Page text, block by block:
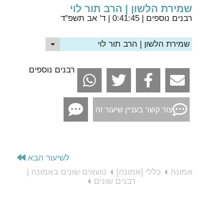
שמירת הלשון | הרב תור לוי
רבנים נוספים
שמירת הלשון | הרב תור לוי
רבנים נוספים
צור קשר בעניין שיעור זה
לשיעור הבא
אמונה
כללי [אמונה]
נושאים שונים באמונה |
רבנים שונים